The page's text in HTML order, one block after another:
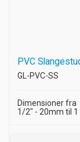
PVC
GL-PVC-SS
Dimensioner fra
1/2" - 20mm til